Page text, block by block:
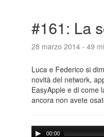
#161: La
28 marzo 2014 - 49
Luca e Federico si
novità del network,
EasyApple e di come
ancora non avete
00:00